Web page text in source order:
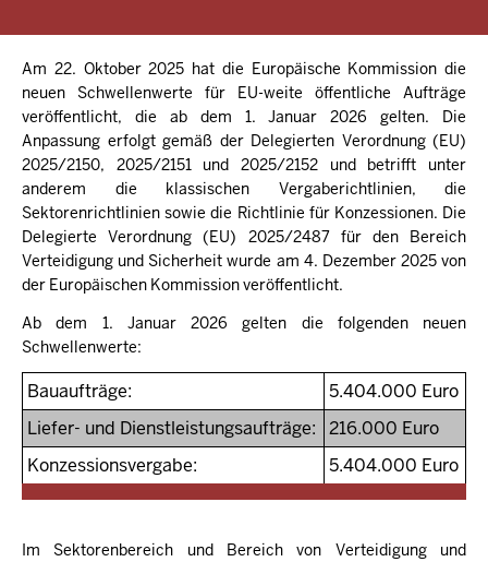
Am 22. Oktober 2025 hat die Europäische Kommission die
neuen Schwellenwerte für EU-weite öffentliche Aufträge
veröffentlicht, die ab dem 1. Januar 2026 gelten. Die
Anpassung erfolgt gemäß der Delegierten Verordnung (EU)
2025/2150, 2025/2151 und 2025/2152 und betrifft unter
anderem die klassischen Vergaberichtlinien, die
Sektorenrichtlinien sowie die Richtlinie für Konzessionen. Die
Delegierte Verordnung (EU) 2025/2487 für den Bereich
Verteidigung und Sicherheit wurde am 4. Dezember 2025 von
der Europäischen Kommission veröffentlicht.
Ab dem 1. Januar 2026 gelten die folgenden neuen
Schwellenwerte:
Bauaufträge:
5.404.000 Euro
Liefer- und Dienstleistungsaufträge:
216.000 Euro
Konzessionsvergabe:
5.404.000 Euro
Im Sektorenbereich und Bereich von Verteidigung und